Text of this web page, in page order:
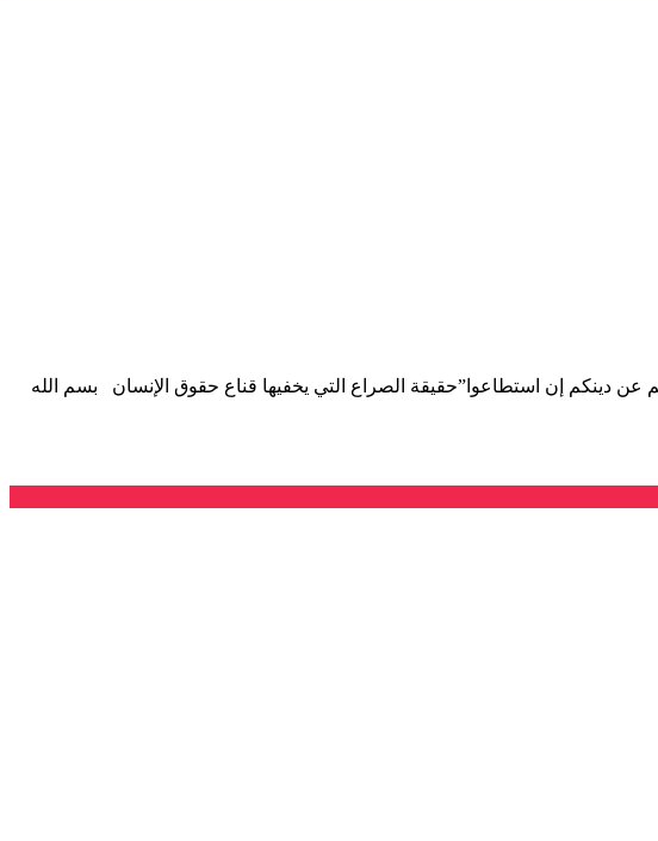
عن دينكم إن استطاعوا”حقيقة الصراع التي يخفيها قناع حقوق الإنسان بسم الله